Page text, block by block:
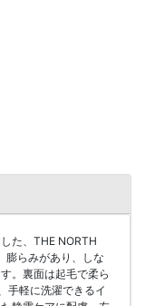
た、THE NORTH
膨らみがあり、しな
。裏面は起毛で柔ら
手軽に洗濯できるイ